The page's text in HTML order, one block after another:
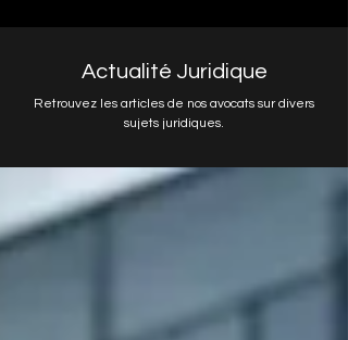
Actualité Juridique
Retrouvez les articles de nos avocats sur divers
sujets juridiques.